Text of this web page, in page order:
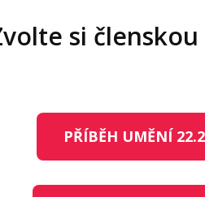
si
PŘÍBĚH UMĚNÍ